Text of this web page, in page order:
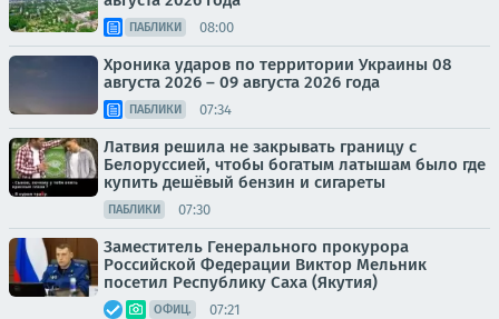
ПАБЛИКИ 08:00
Хроника ударов по территории Украины 08
августа 2026 – 09 августа 2026 года
ПАБЛИКИ 07:34
Латвия решила не закрывать границу с
Белоруссией, чтобы богатым латышам было где
купить дешёвый бензин и сигареты
ПАБЛИКИ 07:30
Заместитель Генерального прокурора
Российской Федерации Виктор Мельник
посетил Республику Саха (Якутия)
ОФИЦ. 07:21